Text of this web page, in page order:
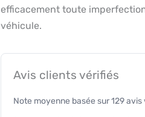
efficacement toute
véhicule.
Avis clients vérifiés
Note moyenne basée sur 129